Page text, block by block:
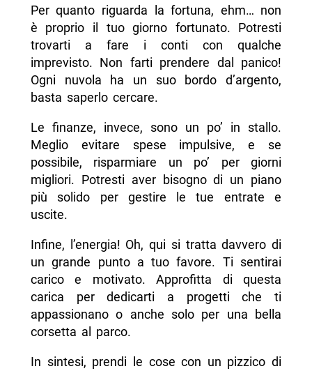
Per quanto riguarda la fortuna, ehm… non
è proprio il tuo giorno fortunato. Potresti
trovarti a fare i conti con qualche
imprevisto. Non farti prendere dal panico!
Ogni nuvola ha un suo bordo d’argento,
basta saperlo cercare.
Le finanze, invece, sono un po’ in stallo.
Meglio evitare spese impulsive, e se
possibile, risparmiare un po’ per giorni
migliori. Potresti aver bisogno di un piano
più solido per gestire le tue entrate e
uscite.
Infine, l’energia! Oh, qui si tratta davvero di
un grande punto a tuo favore. Ti sentirai
carico e motivato. Approfitta di questa
carica per dedicarti a progetti che ti
appassionano o anche solo per una bella
corsetta al parco.
In sintesi, prendi le cose con un pizzico di